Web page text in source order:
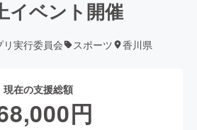
イベント開催
実行委員会 スポーツ 香川県
現在の支援総額
円